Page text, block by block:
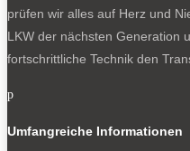
prüfen wir alles auf Herz und
LKW der nächsten Generation
fortschrittliche Technik den
p
Umfangreiche Informationen